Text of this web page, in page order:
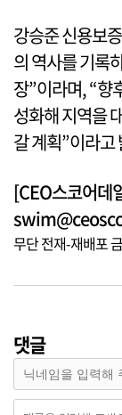
강승준 신용보
의 역사를 기록
장”이라며, “향
성화해 지역을
갈 계획”이라고
[CEO스코어데
무단 전재-재배포
댓글